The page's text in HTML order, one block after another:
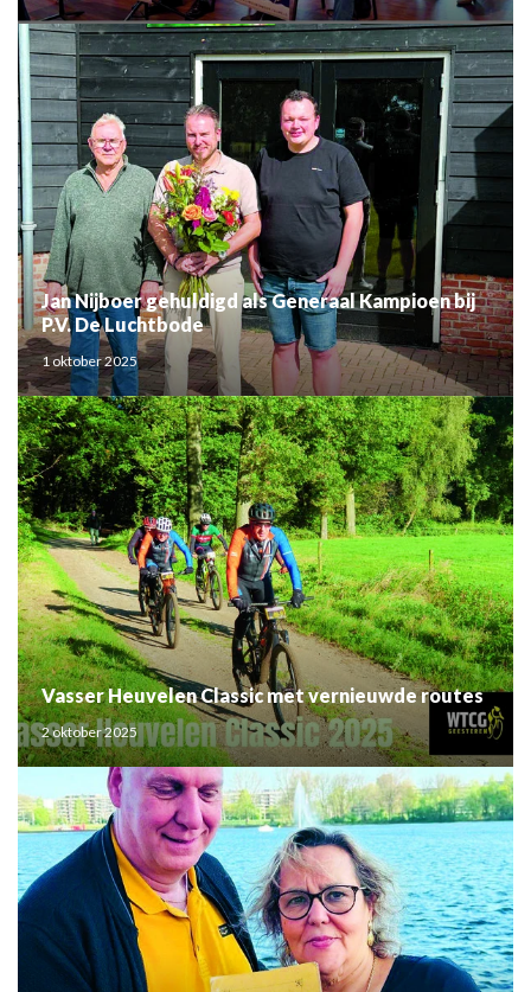
Jan Nijboer gehuldigd als Generaal Kampioen bij
P.V. De Luchtbode
1 oktober 2025
Vasser Heuvelen Classic met vernieuwde routes
2 oktober 2025